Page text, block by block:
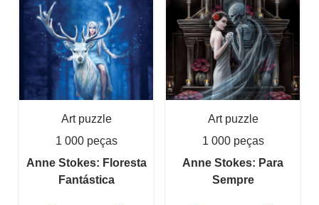
Art puzzle
1 000 peças
Anne Stokes: Floresta
Fantástica
Art puzzle
1 000 peças
Anne Stokes: Para
Sempre